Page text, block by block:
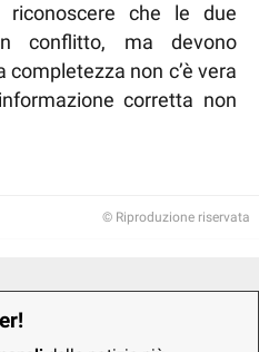
riconoscere che le due
conflitto, ma devono
non c’è vera
corretta non
© Riproduzione riservata